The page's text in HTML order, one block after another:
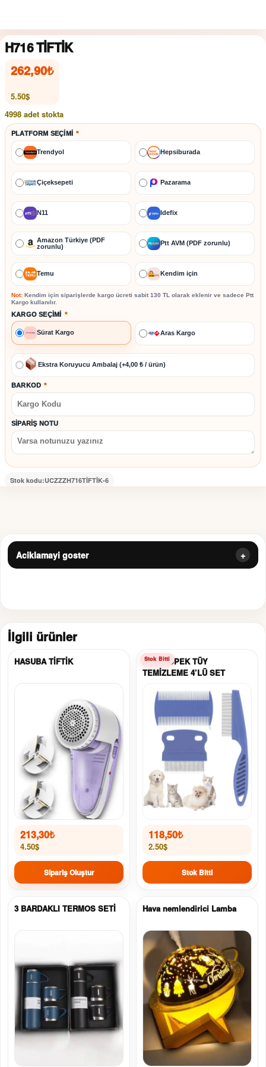
H716 TİFTİK
262,90₺
5.50$
4998 adet stokta
PLATFORM SEÇIMI *
Trendyol Hepsiburada
Çiçeksepeti Pazarama
N11 İdefix
Amazon Türkiye (PDF
zorunlu)
Ptt AVM (PDF zorunlu)
Temu Kendim için
Not: Kendim için siparişlerde kargo ücreti sabit 130 TL olarak eklenir ve sadece Ptt
Kargo kullanılır.
KARGO SEÇIMI *
Sürat Kargo Aras Kargo
Ekstra Koruyucu Ambalaj (+4,00 ₺ / ürün)
BARKOD *
SIPARIŞ NOTU
Stok kodu:UCZZZH716TİFTİK-6
Aciklamayi goster
İlgili ürünler
HASUBA TİFTİK
213,30₺
4.50$
Sipariş Oluştur
KEDİ KÖPEK TÜY
TEMİZLEME 4’LÜ SET
118,50₺
2.50$
Stok Bitti
3 BARDAKLI TERMOS SETİ Hava nemlendirici Lamba